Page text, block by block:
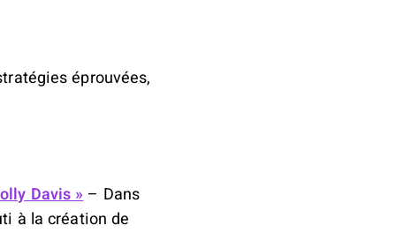
éprouvées,
Davis » – Dans
à la création de